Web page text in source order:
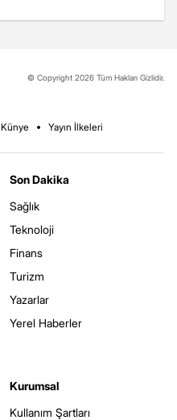
© Copyright 2026 Tüm Hakları Gizlidir.
Künye Yayın İlkeleri
Son Dakika
Sağlık
Teknoloji
Finans
Turizm
Yazarlar
Yerel Haberler
Kurumsal
Kullanım Şartları